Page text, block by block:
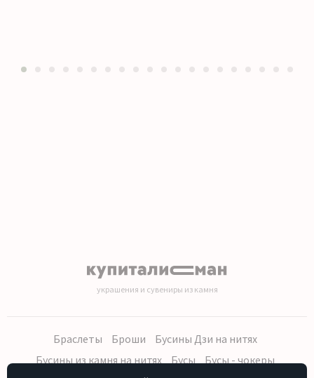
украшения и сувениры из камня
Браслеты Броши
Бусины Дзи на нитях
Бусины из камня на нитях
Бусы
Бусы - чокеры